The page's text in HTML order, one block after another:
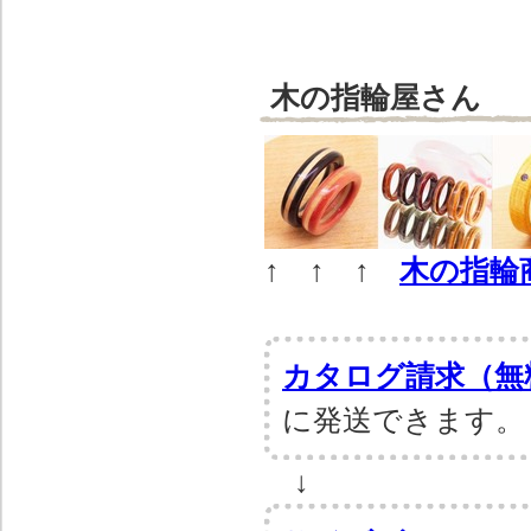
木の指輪屋さん
↑ ↑ ↑ 木の指輪
カタログ請求（無
に発送できます。
↓